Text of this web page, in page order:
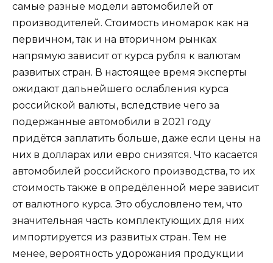
самые разные модели автомобилей от
производителей. Стоимость иномарок как на
первичном, так и на вторичном рынках
напрямую зависит от курса рубля к валютам
развитых стран. В настоящее время эксперты
ожидают дальнейшего ослабления курса
российской валюты, вследствие чего за
подержанные автомобили в 2021 году
придётся заплатить больше, даже если цены на
них в долларах или евро снизятся. Что касается
автомобилей российского производства, то их
стоимость также в опредёленной мере зависит
от валютного курса. Это обусловлено тем, что
значительная часть комплектующих для них
импортируется из развитых стран. Тем не
менее, вероятность удорожания продукции